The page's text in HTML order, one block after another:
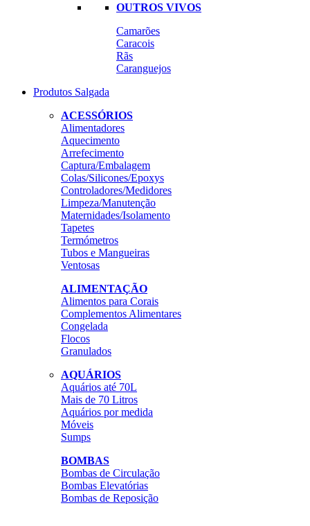
OUTROS VIVOS
Camarões
Caracois
Rãs
Caranguejos
Produtos Salgada
ACESSÓRIOS
Alimentadores
Aquecimento
Arrefecimento
Captura/Embalagem
Colas/Silicones/Epoxys
Controladores/Medidores
Limpeza/Manutenção
Maternidades/Isolamento
Tapetes
Termómetros
Tubos e Mangueiras
Ventosas
ALIMENTAÇÃO
Alimentos para Corais
Complementos Alimentares
Congelada
Flocos
Granulados
AQUÁRIOS
Aquários até 70L
Mais de 70 Litros
Aquários por medida
Móveis
Sumps
BOMBAS
Bombas de Circulação
Bombas Elevatórias
Bombas de Reposição